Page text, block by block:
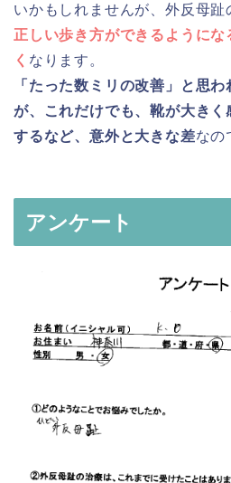
いかもしれませんが、外反母趾
正しい歩き方ができるように
く なります。
「たった数ミリの改善」と思
が、これだけでも、靴が大きく
するなど、意外と大きな差なの
アンケート